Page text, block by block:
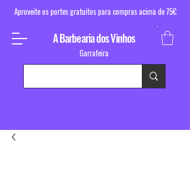
Aproveite os portes gratuitos para compras acima de 75€
A Barbearia dos Vinhos
Garrafeira